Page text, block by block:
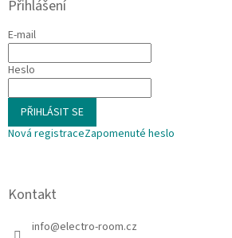
Přihlášení
E-mail
Heslo
PŘIHLÁSIT SE
Nová registraceZapomenuté heslo
Kontakt
info@electro-room.cz